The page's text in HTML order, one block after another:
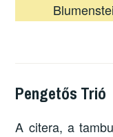
Pengetős Trió
A citera, a